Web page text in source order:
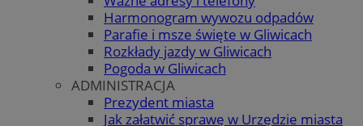
Harmonogram wywozu odpadów
Parafie i msze święte w Gliwicach
Rozkłady jazdy w Gliwicach
Pogoda w Gliwicach
ADMINISTRACJA
Prezydent miasta
Jak załatwić sprawę w Urzędzie miasta